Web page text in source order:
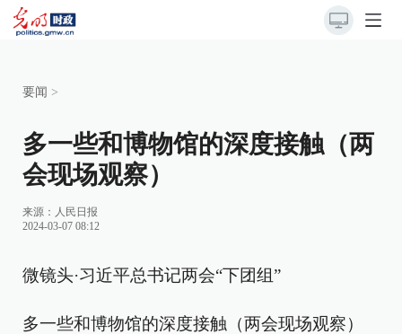
要闻 >
多一些和博物馆的深度接触（两
会现场观察）
来源： 人民日报
2024-03-07 08:12
微镜头·习近平总书记两会“下团组”
多一些和博物馆的深度接触（两会现场观察）